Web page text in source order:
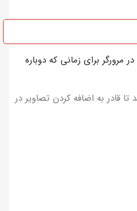
مرورگر برای زمانی که دوباره
قادر به اضافه کردن تصاویر در